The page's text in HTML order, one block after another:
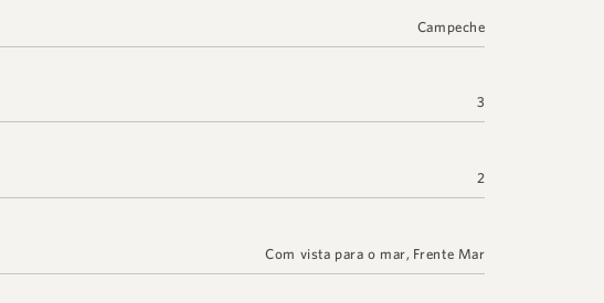
Campeche
3
2
Com vista para o mar, Frente Mar